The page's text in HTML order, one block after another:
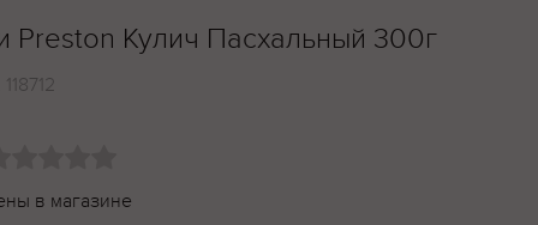
Preston Кулич Пасхальный 300г
118712
в магазине